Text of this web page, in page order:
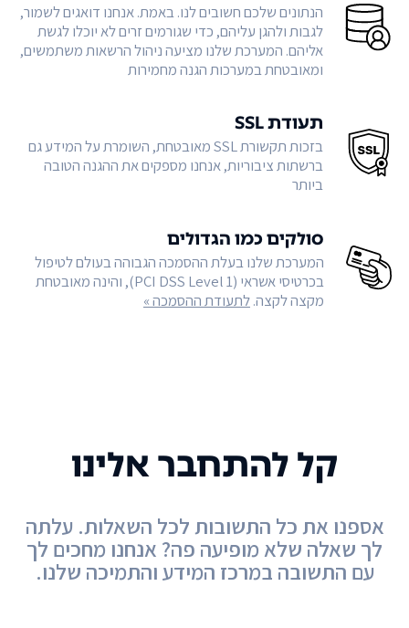
הנתונים שלכם חשובים לנו. באמת. אנחנו דואגים לשמור,
לגבות ולהגן עליהם, כדי שגורמים זרים לא יוכלו לגשת
אליהם. המערכת שלנו מציעה ניהול הרשאות משתמשים,
ומאובטחת במערכות הגנה מחמירות
תעודת SSL
בזכות תקשורת SSL מאובטחת, השומרת על המידע גם
ברשתות ציבוריות, אנחנו מספקים את ההגנה הטובה
ביותר
סולקים כמו הגדולים
המערכת שלנו בעלת ההסמכה הגבוהה בעולם לטיפול
בכרטיסי אשראי (PCI DSS Level 1), והינה מאובטחת
מקצה לקצה.לתעודת ההסמכה »
קל להתחבר אלינו
אספנו את כל התשובות לכל השאלות. עלתה
לך שאלה שלא מופיעה פה? אנחנו מחכים לך
עם התשובה במרכז המידע והתמיכה שלנו.